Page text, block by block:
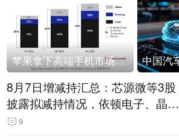
苹果拿下高端手机市场65%的份额：iPhone 17系列功不可没
8月7日增减持汇总：芯源微等3股
披露拟减持情况，依顿电子、晶华
微拟增持（表）
9